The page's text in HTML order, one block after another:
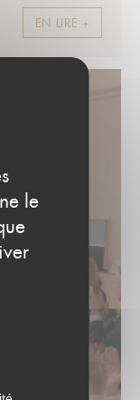
le
EN LIRE +